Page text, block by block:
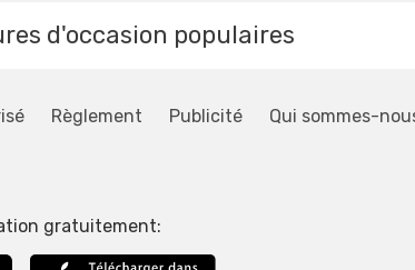
d'occasion populaires
Règlement Publicité Qui sommes-
gratuitement: